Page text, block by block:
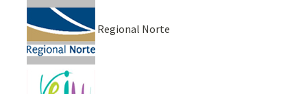
Regional Norte